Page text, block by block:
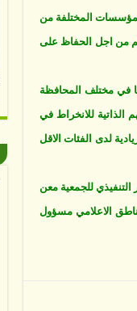
المختلفة من
من اجل الحفاظ على
في مختلف المحافظة
الذاتية للانخراط في
لدى الفئات الاقل
للجمعية معن
الاعلامي مسؤول